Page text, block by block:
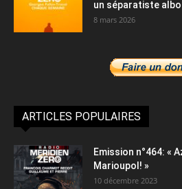
un séparatiste
8 mars 2026
ARTICLES POPULAIRES
Emission n°464: «
Marioupol! »
10 décembre 2023